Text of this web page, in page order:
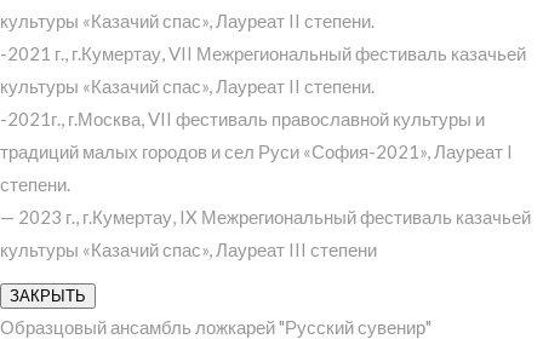
культуры «Казачий спас», Лауреат II степени.
-2021 г., г.Кумертау, VII Межрегиональный фестиваль казачьей
культуры «Казачий спас», Лауреат II степени.
-2021г., г.Москва, VII фестиваль православной культуры и
традиций малых городов и сел Руси «София-2021», Лауреат I
степени.
— 2023 г., г.Кумертау, IX Межрегиональный фестиваль казачьей
культуры «Казачий спас», Лауреат III степени
ЗАКРЫТЬ
Образцовый ансамбль ложкарей "Русский сувенир"